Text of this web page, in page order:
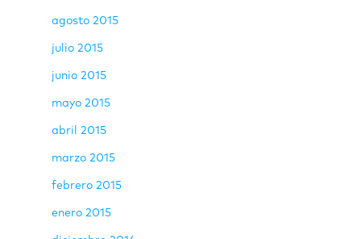
agosto 2015
julio 2015
junio 2015
mayo 2015
abril 2015
marzo 2015
febrero 2015
enero 2015